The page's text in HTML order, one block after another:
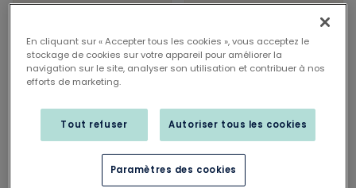
professionnelle
et vie privée
une bouffée
votre équilibre
travail/vie
acquis
dans la
croissance et le
développement
de nos
En cliquant sur « Accepter tous les cookies », vous acceptez le
stockage de cookies sur votre appareil pour améliorer la
navigation sur le site, analyser son utilisation et contribuer à nos
efforts de marketing.
Tout refuser Autoriser tous les cookies
Paramètres des cookies